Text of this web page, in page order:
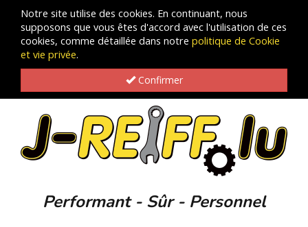
Notre site utilise des cookies. En continuant, nous
supposons que vous êtes d'accord avec l'utilisation de ces
cookies, comme détaillée dans notre politique de Cookie
et vie privée.
Confirmer
Performant - Sûr - Personnel